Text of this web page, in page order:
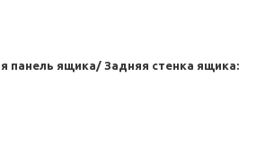
панель ящика/ Задняя стенка ящика: